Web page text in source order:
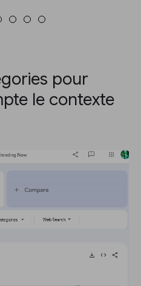
pour
le contexte